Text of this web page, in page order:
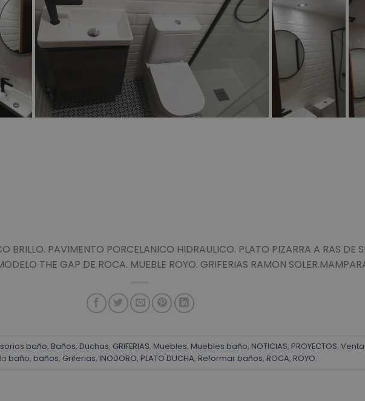
BRILLO. PAVIMENTO PORCELANICO HIDRAULICO. PLATO PIZARRA A RAS DE
THE GAP DE ROCA. MUEBLE ROYO. GRIFERIAS RAMON
baño, Baños, Duchas, GRIFERIAS, Muebles, Muebles baño, NOTICIAS, PROYECTOS,
baño, baños, Griferias, INODORO, PLATO DUCHA, Reformar baños, ROCA, ROYO.